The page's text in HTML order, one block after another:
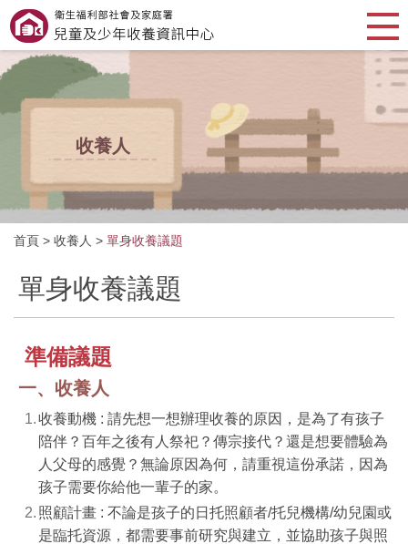
收養人
首頁 > 收養人 > 單身收養議題
單身收養議題
準備議題
一、收養人
收養動機 : 請先想一想辦理收養的原因，是為了有孩子
陪伴？百年之後有人祭祀？傳宗接代？還是想要體驗為
人父母的感覺？無論原因為何，請重視這份承諾，因為
孩子需要你給他一輩子的家。
照顧計畫 : 不論是孩子的日托照顧者/托兒機構/幼兒園或
是臨托資源，都需要事前研究與建立，並協助孩子與照